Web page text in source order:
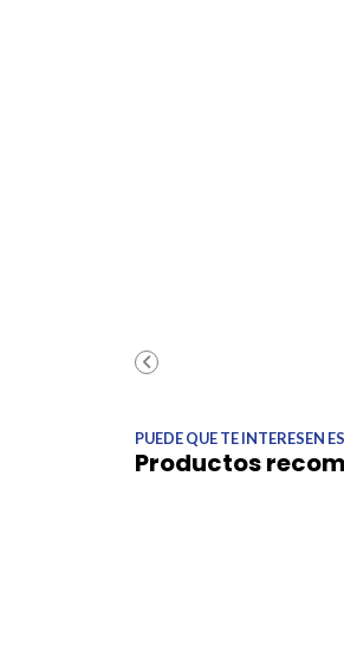
PUEDE QUE TE INTERESEN
Productos